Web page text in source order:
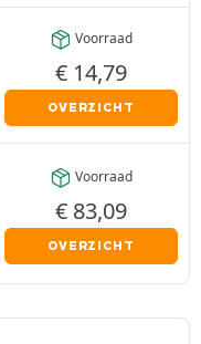
Voorraad
€ 14,79
OVERZICHT
Voorraad
€ 83,09
OVERZICHT